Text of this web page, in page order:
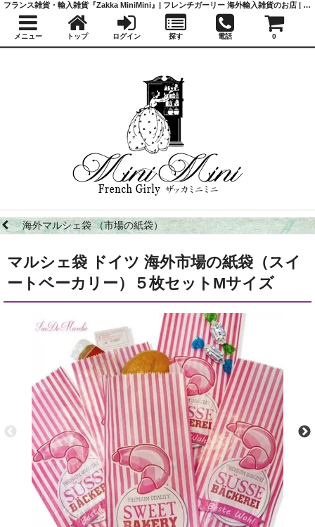
海外マルシェ袋 （市場の紙袋）
マルシェ袋 ドイツ 海外市場の紙袋（スイ
ートベーカリー）５枚セットMサイズ
フランス雑貨・輸入雑貨『Zakka MiniMini』| フレンチガーリー 海外輸入雑貨のお店 | かわいい雑貨 | 蚤の市 | アンティーク
メニュー トップ ログイン 探す 電話 0